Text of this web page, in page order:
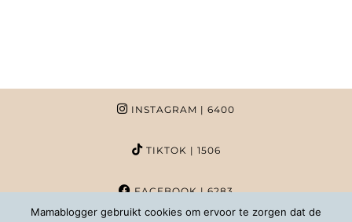
INSTAGRAM | 6400
TIKTOK | 1506
FACEBOOK| 6283
Mamablogger gebruikt cookies om ervoor te zorgen dat de